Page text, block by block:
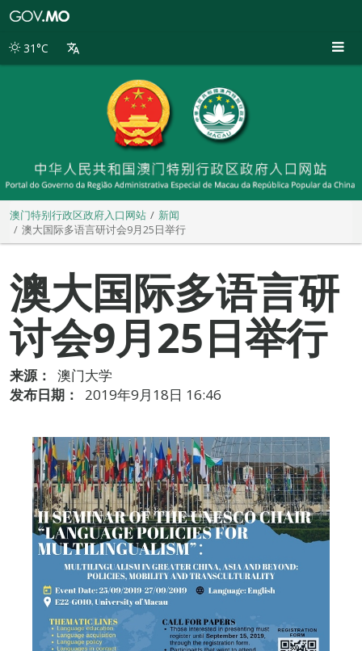
别
31°C
澳门特别行政区政府入口网站
新闻
澳大国际多语言研讨会9月25日举行
澳大国际多语言研
讨会9月25日举行
来源：
澳门大学
发布日期：
2019年9月18日 16:46